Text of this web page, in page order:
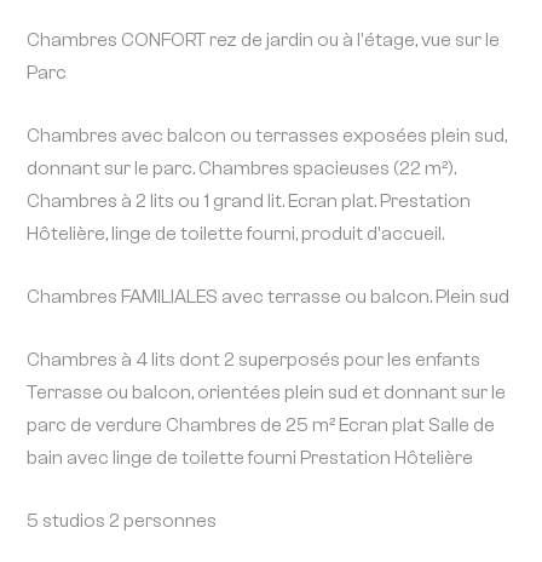
Chambres CONFORT rez de jardin ou à l'étage, vue sur le
Parc
Chambres avec balcon ou terrasses exposées plein sud,
donnant sur le parc. Chambres spacieuses (22 m²).
Chambres à 2 lits ou 1 grand lit. Ecran plat. Prestation
Hôtelière, linge de toilette fourni, produit d'accueil.
Chambres FAMILIALES avec terrasse ou balcon. Plein sud
Chambres à 4 lits dont 2 superposés pour les enfants
Terrasse ou balcon, orientées plein sud et donnant sur le
parc de verdure Chambres de 25 m² Ecran plat Salle de
bain avec linge de toilette fourni Prestation Hôtelière
5 studios 2 personnes